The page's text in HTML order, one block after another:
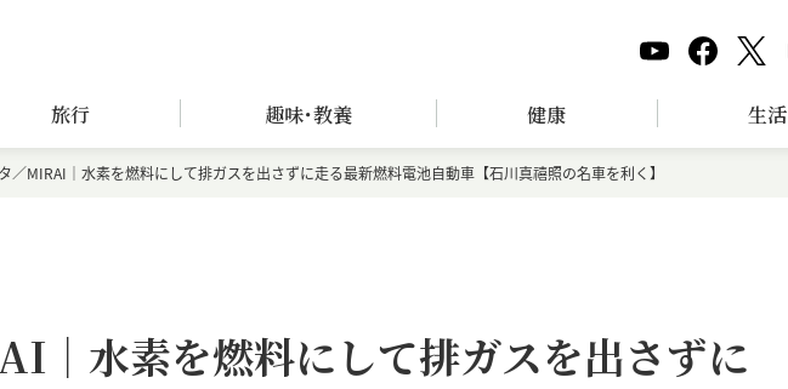
旅行 趣味･教養 健康 生活
／MIRAI｜水素を燃料にして排ガスを出さずに走る最新燃料電池自動車【石川真禧照の名車を利く】
｜水素を燃料にして排ガスを出さずに